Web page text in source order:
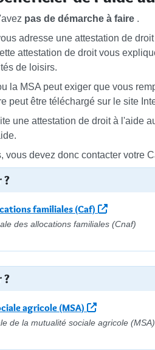
pas de démarche à faire .
adresse une attestation de
attestation de droit vous
de loisirs.
la MSA peut exiger que vous
peut être téléchargé sur le site
une attestation de droit à l'aide
vous devez donc contacter votre
?
familiales (Caf)
des allocations familiales (Cnaf)
?
agricole (MSA)
de la mutualité sociale agricole (MSA)